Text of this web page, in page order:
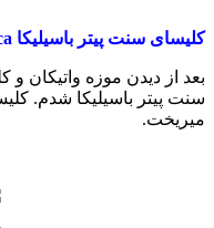
کلیسای سنت پیتر باسیلیکا St. Peter's Basilica
بعد از دیدن موزه واتیکان
سنت پیتر باسیلیکا شدم.
میریخت.